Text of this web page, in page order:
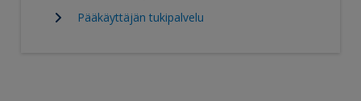
Pääkäyttäjän tukipalvelu